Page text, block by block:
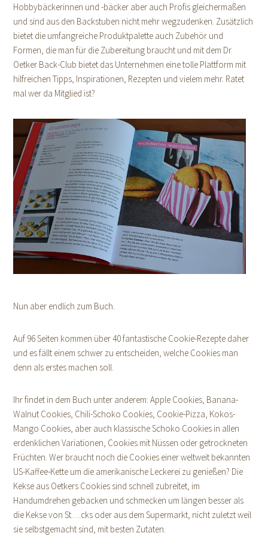
Hobbybäckerinnen und -bäcker aber auch Profis gleichermaßen
und sind aus den Backstuben nicht mehr wegzudenken. Zusätzlich
bietet die umfangreiche Produktpalette auch Zubehör und
Formen, die man für die Zubereitung braucht und mit dem Dr.
Oetker Back-Club bietet das Unternehmen eine tolle Plattform mit
hilfreichen Tipps, Inspirationen, Rezepten und vielem mehr. Ratet
mal wer da Mitglied ist?
Nun aber endlich zum Buch.
Auf 96 Seiten kommen über 40 fantastische Cookie-Rezepte daher
und es fällt einem schwer zu entscheiden, welche Cookies man
denn als erstes machen soll.
Ihr findet in dem Buch unter anderem: Apple Cookies, Banana-
Walnut Cookies, Chili-Schoko Cookies, Cookie-Pizza, Kokos-
Mango Cookies, aber auch klassische Schoko Cookies in allen
erdenklichen Variationen, Cookies mit Nüssen oder getrockneten
Früchten. Wer braucht noch die Cookies einer weltweit bekannten
US-Kaffee-Kette um die amerikanische Leckerei zu genießen? Die
Kekse aus Oetkers Cookies sind schnell zubreitet, im
Handumdrehen gebacken und schmecken um längen besser als
die Kekse von St….cks oder aus dem Supermarkt, nicht zuletzt weil
sie selbstgemacht sind, mit besten Zutaten.